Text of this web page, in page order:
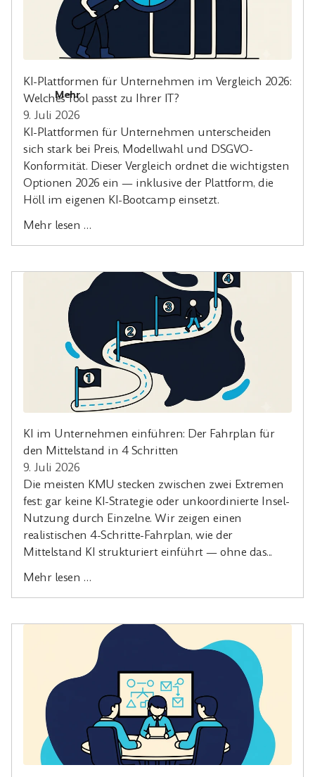
Mehr
KI-Plattformen für Unternehmen im Vergleich 2026:
Welches Tool passt zu Ihrer IT?
9. Juli 2026
KI-Plattformen für Unternehmen unterscheiden
sich stark bei Preis, Modellwahl und DSGVO-
Konformität. Dieser Vergleich ordnet die wichtigsten
Optionen 2026 ein — inklusive der Plattform, die
Höll im eigenen KI-Bootcamp einsetzt.
Mehr lesen …
KI im Unternehmen einführen: Der Fahrplan für
den Mittelstand in 4 Schritten
9. Juli 2026
Die meisten KMU stecken zwischen zwei Extremen
fest: gar keine KI-Strategie oder unkoordinierte Insel-
Nutzung durch Einzelne. Wir zeigen einen
realistischen 4-Schritte-Fahrplan, wie der
Mittelstand KI strukturiert einführt — ohne das...
Mehr lesen …